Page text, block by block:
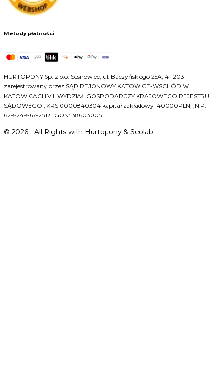
Metody płatności
HURTOPONY Sp. z o.o. Sosnowiec, ul. Baczyńskiego 25A, 41-203
zarejestrowany przez SĄD REJONOWY KATOWICE-WSCHÓD W
KATOWICACH VIII WYDZIAŁ GOSPODARCZY KRAJOWEGO REJESTRU
SĄDOWEGO , KRS 0000840304 kapitał zakładowy 140000PLN, ,NIP:
629-249-67-25 REGON: 386030051
© 2026 - All Rights with Hurtopony & Seolab